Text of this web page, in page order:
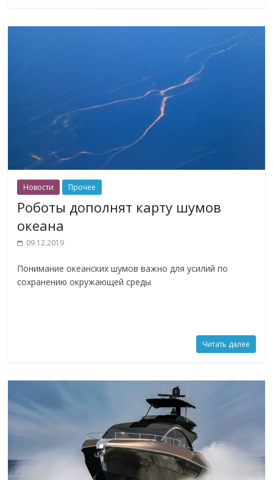
Новости Прочее
Роботы дополнят карту шумов
океана
09.12.2019
Понимание океанских шумов важно для усилий по
сохранению окружающей среды
Читать далее